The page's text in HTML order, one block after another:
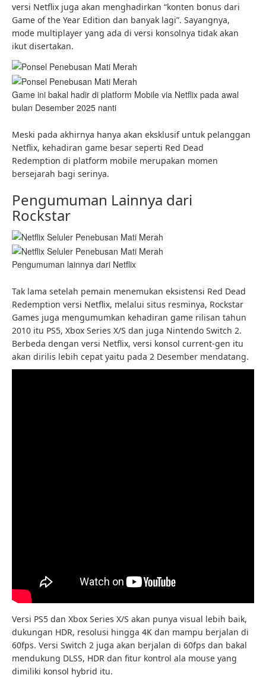
versi Netflix juga akan menghadirkan “konten bonus dari
Game of the Year Edition dan banyak lagi”. Sayangnya,
mode multiplayer yang ada di versi konsolnya tidak akan
ikut disertakan.
Game ini bakal hadir di platform Mobile via Netflix pada awal
bulan Desember 2025 nanti
Meski pada akhirnya hanya akan eksklusif untuk pelanggan
Netflix, kehadiran game besar seperti Red Dead
Redemption di platform mobile merupakan momen
bersejarah bagi serinya.
Pengumuman Lainnya dari
Rockstar
Pengumuman lainnya dari Netflix
Tak lama setelah pemain menemukan eksistensi Red Dead
Redemption versi Netflix, melalui situs resminya, Rockstar
Games juga mengumumkan kehadiran game rilisan tahun
2010 itu PS5, Xbox Series X/S dan juga Nintendo Switch 2.
Berbeda dengan versi Netflix, versi konsol current-gen itu
akan dirilis lebih cepat yaitu pada 2 Desember mendatang.
Versi PS5 dan Xbox Series X/S akan punya visual lebih baik,
dukungan HDR, resolusi hingga 4K dan mampu berjalan di
60fps. Versi Switch 2 juga akan berjalan di 60fps dan bakal
mendukung DLSS, HDR dan fitur kontrol ala mouse yang
dimiliki konsol hybrid itu.